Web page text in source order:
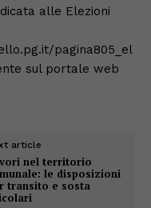
alle Elezioni
pagina805_el
sul portale web
article
nel territorio
le disposizioni
transito e sosta